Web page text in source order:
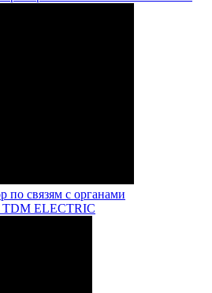
по связям с органами
TDM ELECTRIC